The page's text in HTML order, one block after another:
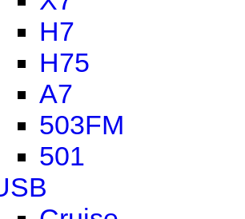
H7
H75
A7
503FM
501